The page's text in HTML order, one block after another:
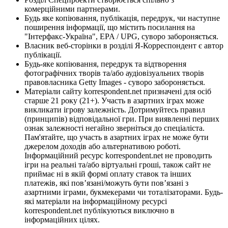
комерційними партнерами.
Будь яке копіювання, публікація, передрук, чи наступне
поширення інформації, що містить посилання на
"Інтерфакс-Україна", EPA / UPG, суворо забороняється.
Власник веб-сторінки в розділі Я-Корреспондент є автор
публікації.
Будь-яке копіювання, передрук та відтворення
фотографічних творів та/або аудіовізуальних творів
правовласника Getty Images - суворо забороняється.
Матеріали сайту korrespondent.net призначені для осіб
старше 21 року (21+). Участь в азартних іграх може
викликати ігрову залежність. Дотримуйтесь правил
(принципів) відповідальної гри. При виявленні перших
ознак залежності негайно зверніться до спеціаліста.
Пам'ятайте, що участь в азартних іграх не може бути
джерелом доходів або альтернативою роботі.
Інформаційний ресурс korrespondent.net не проводить
ігри на реальні та/або віртуальні гроші, також сайт не
приймає ні в якій формі оплату ставок та інших
платежів, які пов’язані/можуть бути пов’язані з
азартними іграми, букмекерами чи тоталізаторами. Будь-
які матеріали на інформаційному ресурсі
korrespondent.net публікуються виключно в
інформаційних цілях.